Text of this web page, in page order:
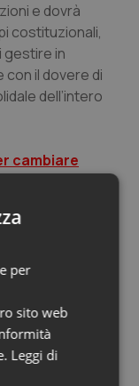
e dovrà
costituzionali,
gestire in
il dovere di
dell’intero
cambiare
Martina
e
che il settore
contributo
anche
Il personale
costituisce
a
delle
per
sito web
Leggi di